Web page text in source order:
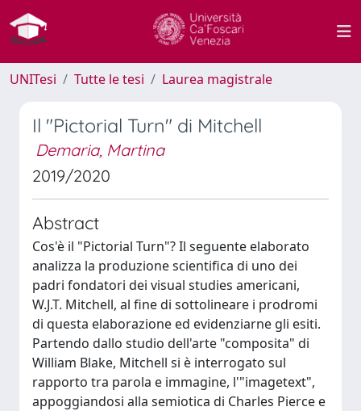
UNITesi Tutte le tesi Laurea magistrale
Il "Pictorial Turn" di Mitchell
Demaria, Martina
2019/2020
Abstract
Cos'è il "Pictorial Turn"? Il seguente elaborato
analizza la produzione scientifica di uno dei
padri fondatori dei visual studies americani,
W.J.T. Mitchell, al fine di sottolineare i prodromi
di questa elaborazione ed evidenziarne gli esiti.
Partendo dallo studio dell'arte "composita" di
William Blake, Mitchell si è interrogato sul
rapporto tra parola e immagine, l'"imagetext",
appoggiandosi alla semiotica di Charles Pierce e